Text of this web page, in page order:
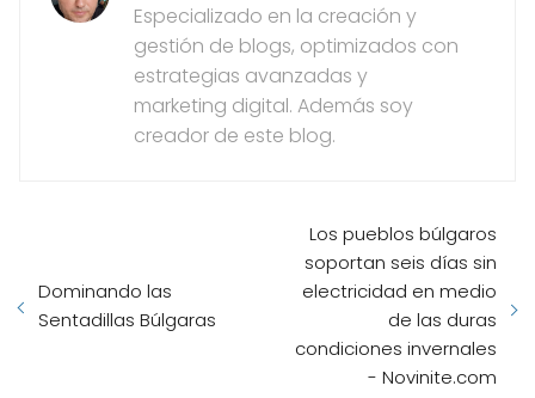
Especializado en la creación y
gestión de blogs, optimizados con
estrategias avanzadas y
marketing digital. Además soy
creador de este blog.
Dominando las
Sentadillas Búlgaras
Los pueblos búlgaros
soportan seis días sin
electricidad en medio
de las duras
condiciones invernales
- Novinite.com